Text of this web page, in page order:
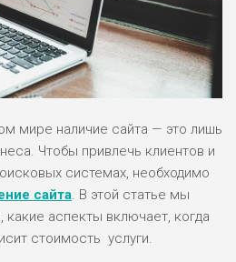
мире наличие сайта — это лишь
Чтобы привлечь клиентов и
системах, необходимо
сайта. В этой статье мы
какие аспекты включает, когда
стоимость услуги.